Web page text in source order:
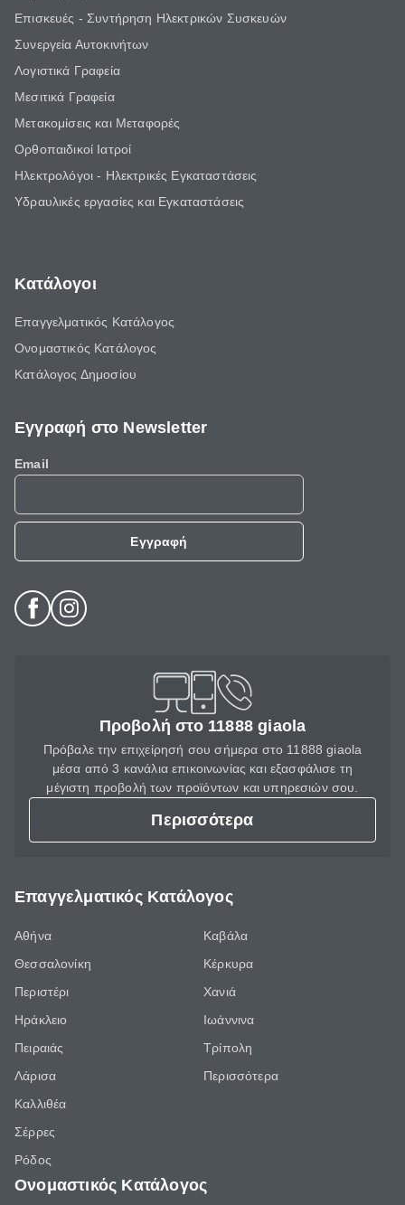
Επισκευές - Συντήρηση Ηλεκτρικών Συσκευών
Συνεργεία Αυτοκινήτων
Λογιστικά Γραφεία
Μεσιτικά Γραφεία
Μετακομίσεις και Μεταφορές
Ορθοπαιδικοί Ιατροί
Ηλεκτρολόγοι - Ηλεκτρικές Εγκαταστάσεις
Υδραυλικές εργασίες και Εγκαταστάσεις
Κατάλογοι
Επαγγελματικός Κατάλογος
Ονομαστικός Κατάλογος
Κατάλογος Δημοσίου
Εγγραφή στο Newsletter
Email
Εγγραφή
Προβολή στο 11888 giaola
Πρόβαλε την επιχείρησή σου σήμερα στο 11888 giaola
μέσα από 3 κανάλια επικοινωνίας και εξασφάλισε τη
μέγιστη προβολή των προϊόντων και υπηρεσιών σου.
Περισσότερα
Επαγγελματικός Κατάλογος
Αθήνα
Θεσσαλονίκη
Περιστέρι
Ηράκλειο
Πειραιάς
Λάρισα
Καλλιθέα
Σέρρες
Ρόδος
Καβάλα
Κέρκυρα
Χανιά
Ιωάννινα
Τρίπολη
Περισσότερα
Ονομαστικός Κατάλογος